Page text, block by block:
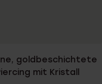
goldbeschichtete
mit Kristall